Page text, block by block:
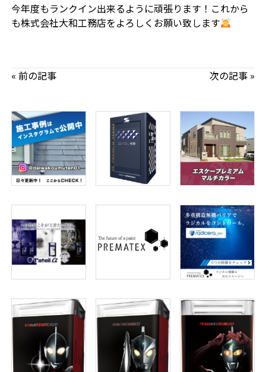
今年度もランクイン出来るように頑張ります！これから
も株式会社大和工務店をよろしくお願い致します
« 前の記事 次の記事 »